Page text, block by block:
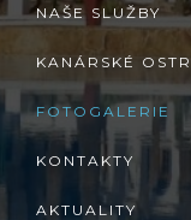
NAŠE SLUŽBY
KANÁRSKÉ
FOTOGALERIE
KONTAKTY
AKTUALITY